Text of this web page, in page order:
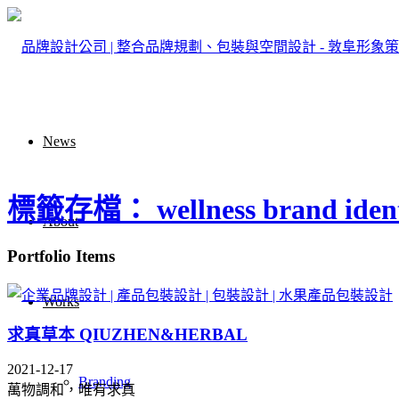
News
About
Works
Branding
標籤存檔： wellness brand
Portfolio Items
求真草本 QIUZHEN&HERBAL
2021-12-17
萬物調和，唯有求真